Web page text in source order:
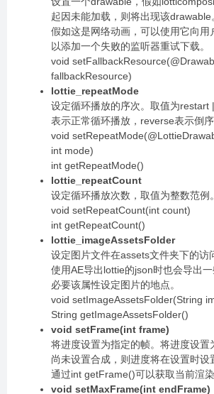
起因未能加载，则将出现该drawable
假如这是网络动画，可以使用它向用
以添加一个失败的监听器重试下载。
void
fallbackResource)
lottie_repeatMode
设定循环播放的序次。取值为restart
表示正常循环播放，reverse表示倒
void
int mode)
int getRepeatMode()
lottie_repeatCount
设定循环播放次数，取值为整数范例。
void setRepeatCount(int count)
int getRepeatCount()
lottie_imageAssetsFolder
设定图片文件在assets文件夹下的访
使用AE导出lottie的json时也会导出
必要该属性设定图片的地点。
void setImageAssetsFolder(String
String getImageAssetsFolder()
void setFrame(int frame)
将进度设置为指定的帧。将进度设置
尚未设置合成，则进度将在设置时设
通过int getFrame()可以获取当前渲染
void setMaxFrame(int endFrame)